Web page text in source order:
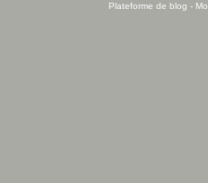
Plateforme de blog -